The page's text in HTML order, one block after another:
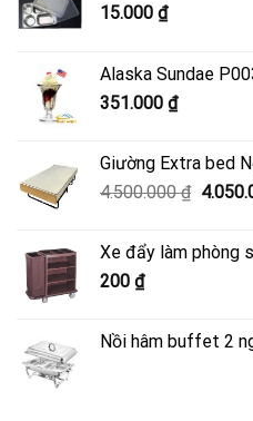
15.000 ₫
Alaska Sundae
351.000 ₫
Giường Extra bed
4.500.000₫ Giá
Xe đẩy làm phòng
200 ₫
Nồi hâm buffet 2